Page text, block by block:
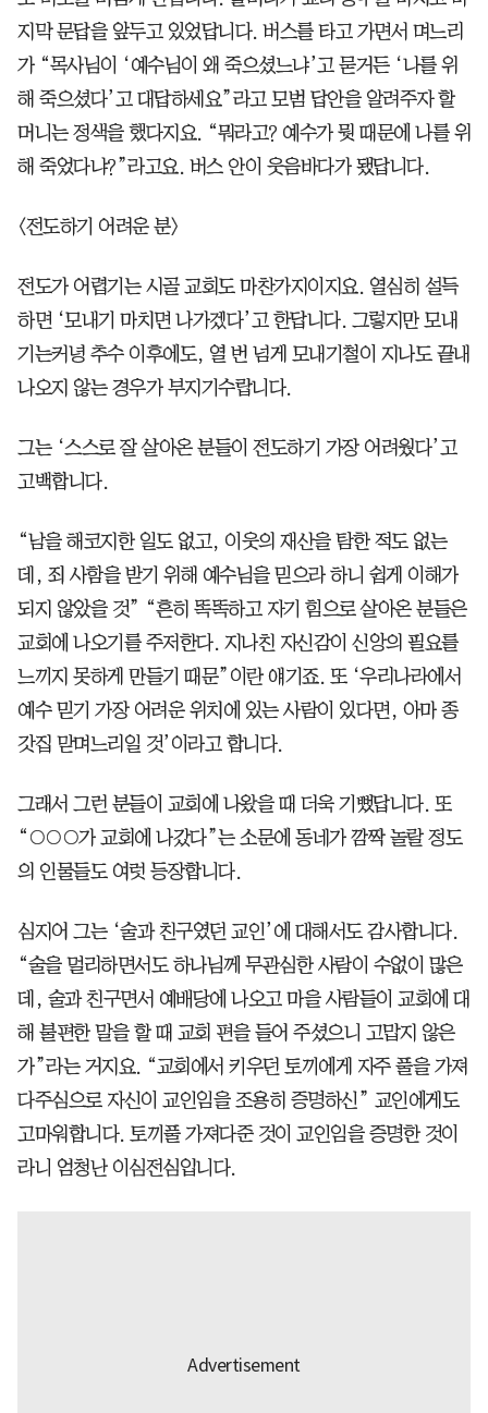
지막 문답을 앞두고 있었답니다. 버스를 타고 가면서 며느리
가 “목사님이 ‘예수님이 왜 죽으셨느냐’고 묻거든 ‘나를 위
해 죽으셨다’고 대답하세요”라고 모범 답안을 알려주자 할
머니는 정색을 했다지요. “뭐라고? 예수가 뭣 때문에 나를 위
해 죽었다냐?”라고요. 버스 안이 웃음바다가 됐답니다.
<전도하기 어려운 분>
전도가 어렵기는 시골 교회도 마찬가지이지요. 열심히 설득
하면 ‘모내기 마치면 나가겠다’고 한답니다. 그렇지만 모내
기는커녕 추수 이후에도, 열 번 넘게 모내기철이 지나도 끝내
나오지 않는 경우가 부지기수랍니다.
그는 ‘스스로 잘 살아온 분들이 전도하기 가장 어려웠다’고
고백합니다.
“남을 해코지한 일도 없고, 이웃의 재산을 탐한 적도 없는
데, 죄 사함을 받기 위해 예수님을 믿으라 하니 쉽게 이해가
되지 않았을 것” “흔히 똑똑하고 자기 힘으로 살아온 분들은
교회에 나오기를 주저한다. 지나친 자신감이 신앙의 필요를
느끼지 못하게 만들기 때문”이란 얘기죠. 또 ‘우리나라에서
예수 믿기 가장 어려운 위치에 있는 사람이 있다면, 아마 종
갓집 맏며느리일 것’이라고 합니다.
그래서 그런 분들이 교회에 나왔을 때 더욱 기뻤답니다. 또
“○○○가 교회에 나갔다”는 소문에 동네가 깜짝 놀랄 정도
의 인물들도 여럿 등장합니다.
심지어 그는 ‘술과 친구였던 교인’에 대해서도 감사합니다.
“술을 멀리하면서도 하나님께 무관심한 사람이 수없이 많은
데, 술과 친구면서 예배당에 나오고 마을 사람들이 교회에 대
해 불편한 말을 할 때 교회 편을 들어 주셨으니 고맙지 않은
가”라는 거지요. “교회에서 키우던 토끼에게 자주 풀을 가져
다주심으로 자신이 교인임을 조용히 증명하신” 교인에게도
고마워합니다. 토끼풀 가져다준 것이 교인임을 증명한 것이
라니 엄청난 이심전심입니다.